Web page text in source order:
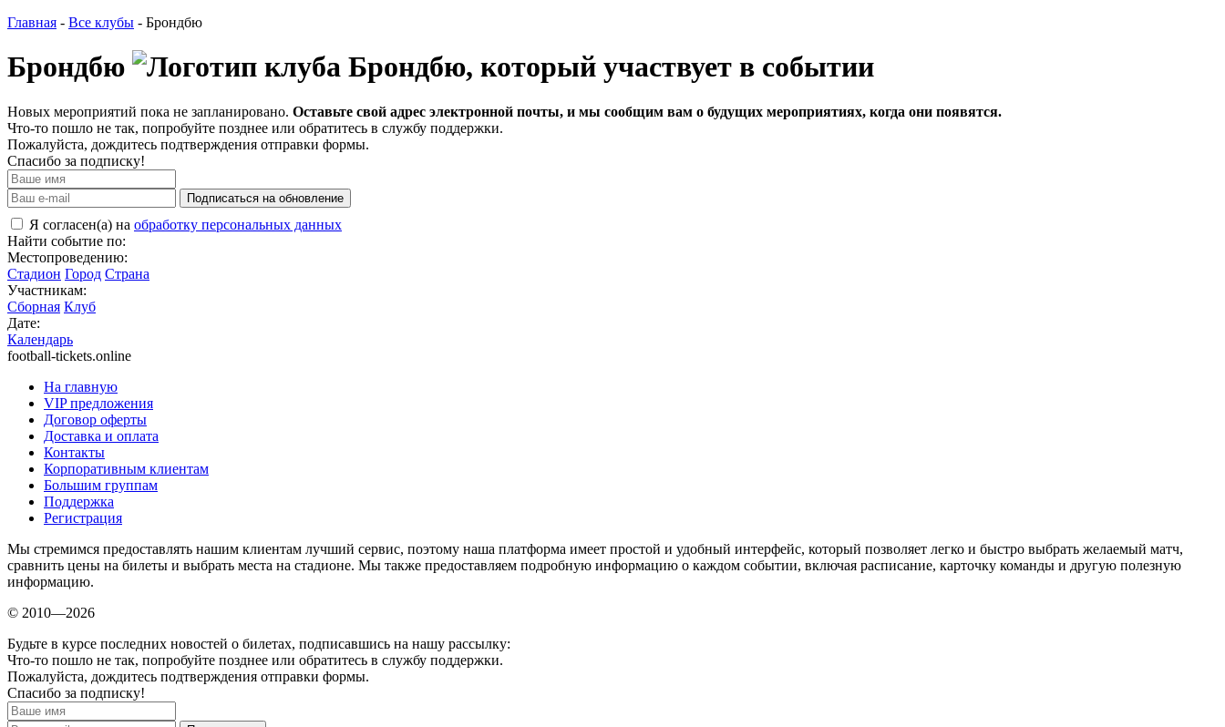
Главная - Все клубы - Брондбю
Брондбю
Новых мероприятий пока не запланировано. Оставьте свой адрес электронной почты, и мы сообщим вам о будущих мероприятиях, когда они появятся.
Что-то пошло не так, попробуйте позднее или обратитесь в службу поддержки.
Пожалуйста, дождитесь подтверждения отправки формы.
Спасибо за подписку!
Подписаться на обновление
Я согласен(а) на обработку персональных данных
Найти событие по:
Местопроведению:
Стадион Город Страна
Участникам:
Сборная Клуб
Дате:
Календарь
football-tickets.online
На главную
VIP предложения
Договор оферты
Доставка и оплата
Контакты
Корпоративным клиентам
Большим группам
Поддержка
Регистрация
Мы стремимся предоставлять нашим клиентам лучший сервис, поэтому наша платформа имеет простой и удобный интерфейс, который позволяет легко и быстро выбрать желаемый матч,
сравнить цены на билеты и выбрать места на стадионе. Мы также предоставляем подробную информацию о каждом событии, включая расписание, карточку команды и другую полезную
информацию.
© 2010—2026
Будьте в курсе последних новостей о билетах, подписавшись на нашу рассылку:
Что-то пошло не так, попробуйте позднее или обратитесь в службу поддержки.
Пожалуйста, дождитесь подтверждения отправки формы.
Спасибо за подписку!